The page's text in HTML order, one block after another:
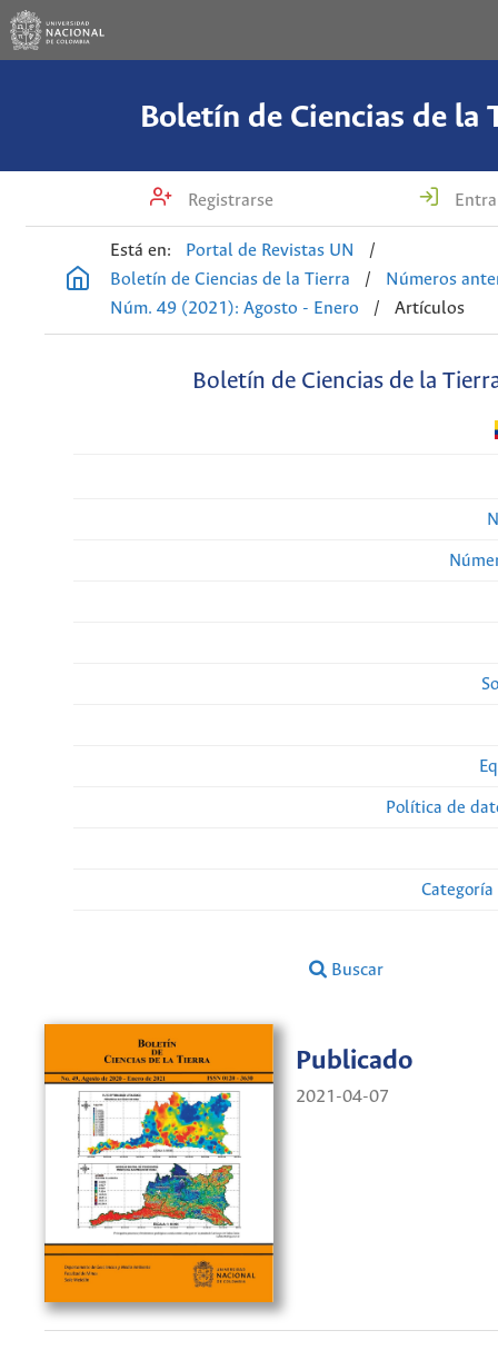
Boletín de Ciencias de la
Registrarse
Está en: Portal de Revistas UN
/
Boletín de Ciencias de la Tierra
/
Números
Núm. 49 (2021): Agosto - Enero
/ Artículos
Boletín de Ciencias de la
Política de
Buscar
Publicado
2021-04-07